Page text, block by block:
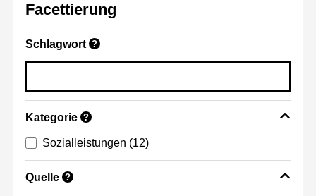
Facettierung
Schlagwort ?
Kategorie ?
Sozialleistungen (12)
Quelle ?